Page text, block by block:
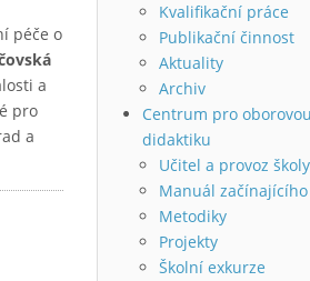
péče o
a
pro
a
Kvalifikační práce
Publikační činnost
Aktuality
Archiv
Centrum pro oborovou
didaktiku
Učitel a provoz školy
Manuál
Metodiky
Projekty
Školní exkurze